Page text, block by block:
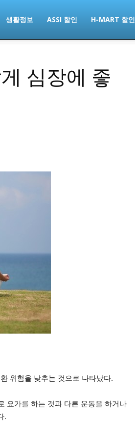
생활정보 ASSI 할인 H-MART 할인
심장에 좋
위험을 낮추는 것으로 나타났다.
요가를 하는 것과 다른 운동을 하거나
.